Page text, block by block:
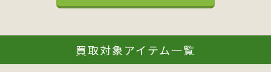
買取対象アイテム一覧